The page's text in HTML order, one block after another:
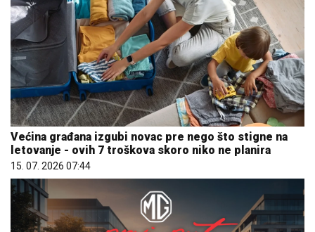
Većina građana izgubi novac pre nego što stigne na
letovanje - ovih 7 troškova skoro niko ne planira
15. 07. 2026 07:44